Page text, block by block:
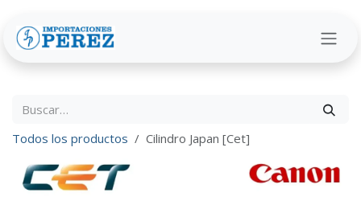
Todos los productos Cilindro Japan [Cet]